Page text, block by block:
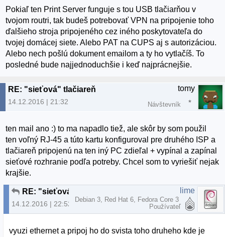
Pokiaľ ten Print Server funguje s tou USB tlačiarňou v
tvojom routri, tak budeš potrebovať VPN na pripojenie toho
ďalšieho stroja pripojeného cez iného poskytovateľa do
tvojej domácej siete. Alebo PAT na CUPS aj s autorizáciou.
Alebo nech pošlú dokument emailom a ty ho vytlačíš. To
posledné bude najjednoduchšie i keď najprácnejšie.
RE: "sieťová" tlačiareň
14.12.2016 | 21:32
tomy
Návštevník
ten mail ano :) to ma napadlo tiež, ale skôr by som použil
ten voľný RJ-45 a túto kartu konfiguroval pre druhého ISP a
tlačiareň pripojenú na ten iný PC zdieľal + vypínal a zapínal
sieťové rozhranie podľa potreby. Chcel som to vyriešiť nejak
krajšie.
RE: "sieťová" tlačiareň
14.12.2016 | 22:52
lime
Debian 3, Red Hat 6, Fedora Core 3
Používateľ
vyuzi ethernet a pripoj ho do svista toho druheho kde je